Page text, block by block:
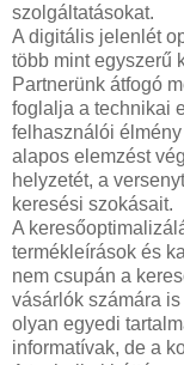
szolgáltatásokat.
A digitális jelenlét
több mint egyszerű
Partnerünk átfogó
foglalja a technikai
felhasználói
alapos elemzést
helyzetét, a
keresési szokásait.
A
termékleírások és
nem csupán a
vásárlók számára
olyan egyedi
informatívak, de a